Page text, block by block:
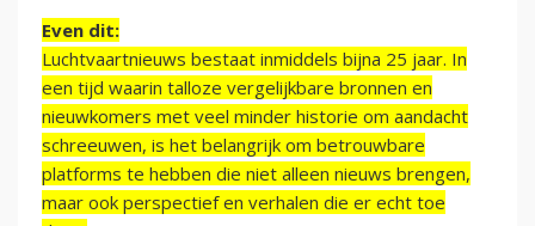
Even dit:
Luchtvaartnieuws bestaat inmiddels bijna 25 jaar. In
een tijd waarin talloze vergelijkbare bronnen en
nieuwkomers met veel minder historie om aandacht
schreeuwen, is het belangrijk om betrouwbare
platforms te hebben die niet alleen nieuws brengen,
maar ook perspectief en verhalen die er echt toe